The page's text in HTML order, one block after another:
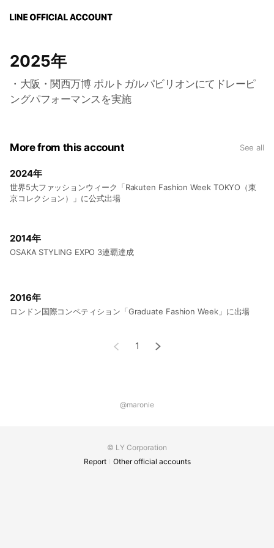
2025年
・大阪・関西万博 ポルトガルパビリオンにてドレーピ
ングパフォーマンスを実施
More from this account See all
2024年
世界5大ファッションウィーク「Rakuten Fashion Week TOKYO（東
京コレクション）」に公式出場
2014年
OSAKA STYLING EXPO 3連覇達成
2016年
ロンドン国際コンペティション「Graduate Fashion Week」に出場
1
@maronie
© LY Corporation
Report
Other official accounts